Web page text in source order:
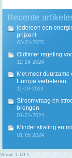
Recente
Iedereen een
prijzen!
03-31-2025
Oldtimer regeling
12-24-2024
Met meer
Europa verbeteren
11-18-2024
Stroomvraag en
brengen
01-21-2024
Minder straling en
01-05-2024
Versie 1.10.1